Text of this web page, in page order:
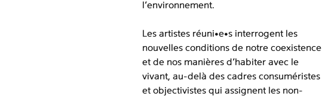
l’environnement.
Les artistes réuni•e•s interrogent les
nouvelles conditions de notre coexistence
et de nos manières d’habiter avec le
vivant, au-delà des cadres consuméristes
et objectivistes qui assignent les non-